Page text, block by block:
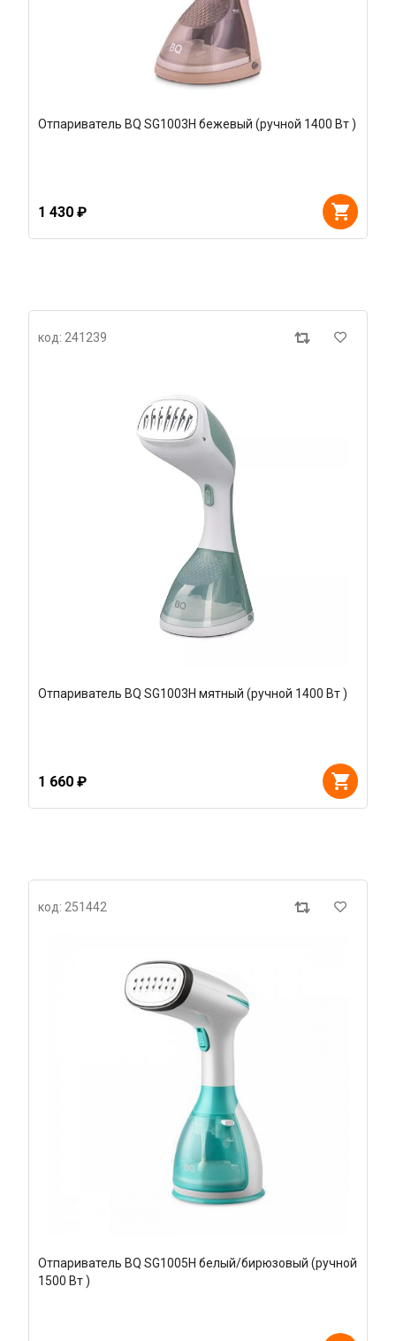
Отпариватель BQ SG1003H бежевый (ручной 1400 Вт )
1 430 ₽
код: 241239
Отпариватель BQ SG1003H мятный (ручной 1400 Вт )
1 660 ₽
код: 251442
Отпариватель BQ SG1005H белый/бирюзовый (ручной
1500 Вт )